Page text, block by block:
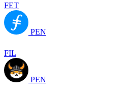
FET
PEN
FIL
PEN